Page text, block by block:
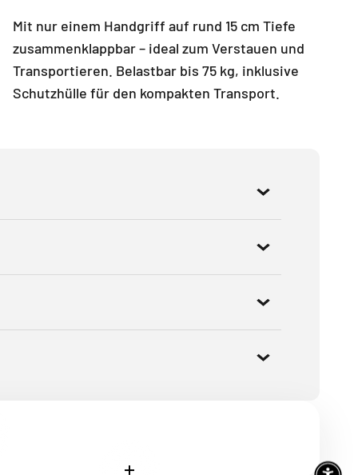
Mit nur einem Handgriff auf rund 15 cm Tiefe
zusammenklappbar – ideal zum Verstauen und
Transportieren. Belastbar bis 75 kg, inklusive
Schutzhülle für den kompakten Transport.